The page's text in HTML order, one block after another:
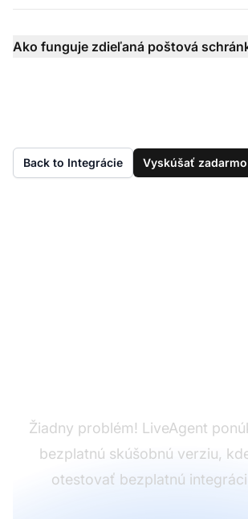
Ako funguje zdieľaná poštová
Back to Integrácie Vyskúšať zadarmo
Žiadny problém! LiveAgent
bezplatnú skúšobnú verziu,
otestovať bezplatnú